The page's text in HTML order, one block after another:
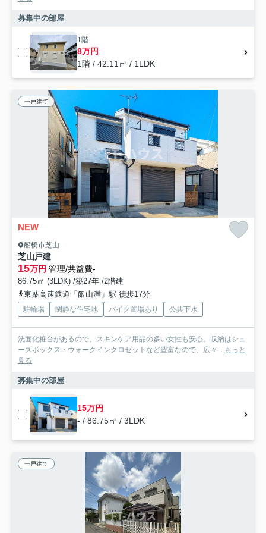
募集中の部屋
1階
8万円
1階 / 42.11㎡ / 1LDK
一戸建て
NEW
船橋市芝山
芝山戸建
15万円 管理/共益費-
86.75㎡ (3LDK) /築27年 /2階建
東葉高速鉄道「飯山満」駅 徒歩17分
駐輪場 閑静な住宅地 バイク置場あり 公共下水
洗面化粧台があるので、スキンケア用品の多い女性も安心。収納はシュ
ーズボックス・ウォークインクロゼットなど豊富なので、広々... もっと
見る
募集中の部屋
15万円
- / 86.75㎡ / 3LDK
一戸建て